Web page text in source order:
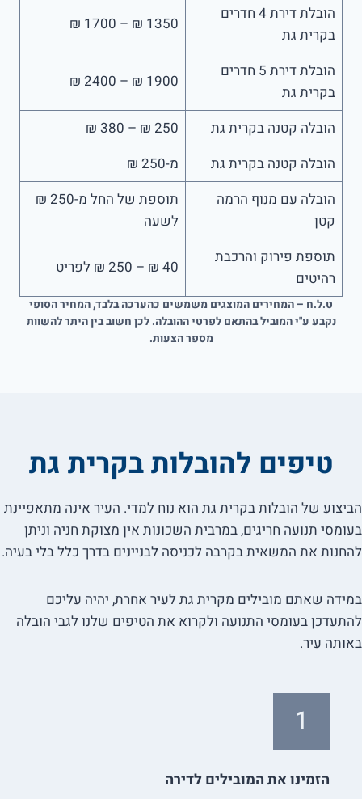
הובלת דירת 4 חדרים
בקרית גת
1350 ₪ – 1700 ₪
הובלת דירת 5 חדרים
בקרית גת
1900 ₪ – 2400 ₪
הובלה קטנה בקרית גת
250 ₪ – 380 ₪
הובלה קטנה בקרית גת
מ-250 ₪
הובלה עם מנוף הרמה
קטן
תוספת של החל מ-250 ₪
לשעה
תוספת פירוק והרכבת
רהיטים
40 ₪ – 250 ₪ לפריט
ט.ל.ח – המחירים המוצגים משמשים כהערכה בלבד, המחיר הסופי
נקבע ע"י המוביל בהתאם לפרטי ההובלה. לכן חשוב בין היתר להשוות
מספר הצעות.
טיפים להובלות בקרית גת
הביצוע של הובלות בקרית גת הוא נוח למדי. העיר אינה מתאפיינת
בעומסי תנועה חריגים, במרבית השכונות אין מצוקת חניה וניתן
להחנות את המשאית בקרבה לכניסה לבניינים בדרך כלל בלי בעיה.
במידה שאתם מובילים מקרית גת לעיר אחרת, יהיה עליכם
להתעדכן בעומסי התנועה ולקרוא את הטיפים שלנו לגבי הובלה
באותה עיר.
1
הזמינו את המובילים לדירה